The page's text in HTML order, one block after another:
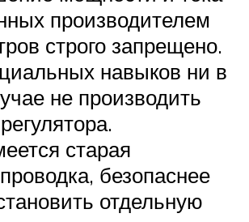
производителем
строго запрещено.
навыков ни в
не производить
старая
безопаснее
отдельную